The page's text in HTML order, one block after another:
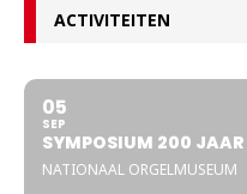
ACTIVITEITEN
05
SEP
SYMPOSIUM 200 JAAR
NATIONAAL ORGELMUSEUM